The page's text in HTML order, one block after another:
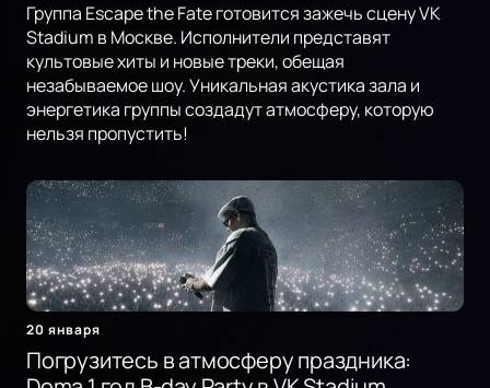
Группа Escape the Fate готовится зажечь сцену VK
Stadium в Москве. Исполнители представят
культовые хиты и новые треки, обещая
незабываемое шоу. Уникальная акустика зала и
энергетика группы создадут атмосферу, которую
нельзя пропустить!
20 января
Погрузитесь в атмосферу праздника: